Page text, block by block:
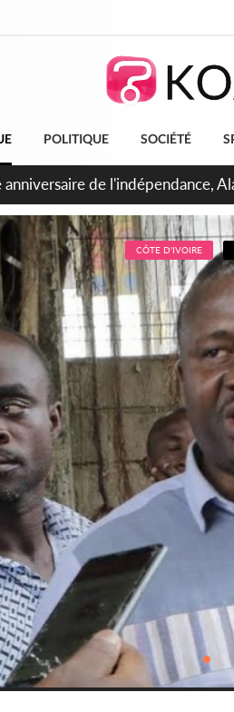
POLITIQUE SOCIÉTÉ
Amadou Oury Bah admire
la Guinée
CÔTE D'IVOIRE